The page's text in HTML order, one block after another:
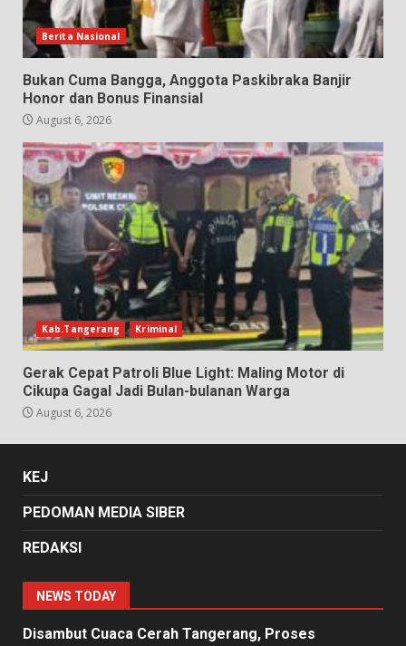
Berita Nasional
Bukan Cuma Bangga, Anggota Paskibraka Banjir
Honor dan Bonus Finansial
August 6, 2026
Kab.Tangerang Kriminal
Gerak Cepat Patroli Blue Light: Maling Motor di
Cikupa Gagal Jadi Bulan-bulanan Warga
August 6, 2026
KEJ
PEDOMAN MEDIA SIBER
REDAKSI
NEWS TODAY
Disambut Cuaca Cerah Tangerang, Proses